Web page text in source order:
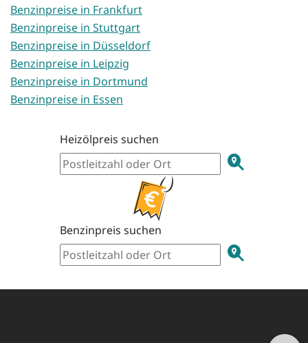
Benzinpreise in Frankfurt
Benzinpreise in Stuttgart
Benzinpreise in Düsseldorf
Benzinpreise in Leipzig
Benzinpreise in Dortmund
Benzinpreise in Essen
Heizölpreis suchen
Benzinpreis suchen